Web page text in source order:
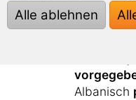
Albanisch
einfach
Albanisch
Alle ablehnen